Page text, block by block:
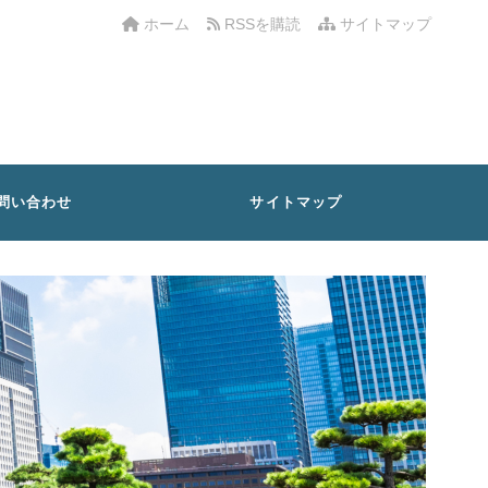
サイトマップ
RSSを購読
ホーム
い合わせ サイトマップ